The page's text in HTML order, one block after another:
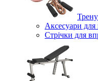
Аксесуари для
Стрічки для